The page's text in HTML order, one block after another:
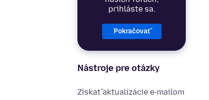
prihláste sa.
Pokračovať
Nástroje pre otázky
Získať aktualizácie e‑mailom